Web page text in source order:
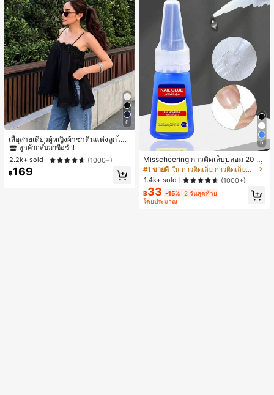
6
เสื้อสายเดี่ยวผู้หญิงผ้าซาตินแต่งลูกไม้
- เสื้อสายเดี่ยวฤดูร้อนสีขากีมีรอยผ่าด้า
นข้างที่น่าดึงดูด ลำลองสีดำ สำหรับเธอ
#1 ขายดี
ใน ชายหาด เสื้อกล้ามผู้หญิง & Camis
ลูกค้ากลับมาซื้อซ้ำ!
#1 ขายดี
ลูกค้ากลับมาซื้อซ้ำ!
#1 ขายดี
ลูกค้ากลับมาซื้อซ้ำ!
#1 ขายดี
ใน ชายหาด เสื้อกล้ามผู้หญิง & Camis
2.2k+ sold (1000+)
฿169
6
Misscheering กาวติดเล็บปลอม 20 กรั
ม แรงยึดสูง เจลสติกเกอร์เล็บนุ่ม แห้งเร็
ว เหมาะสำหรับผู้เริ่มต้นทำเล็บ ติดทนน
าน
#1 ขายดี
ใน กาวติดเล็บ กาวติดเล็บและสารยึดติด
1.4k+ sold
(1000+)
฿33 -15% 2 วันสุดท้าย
โดยประมาณ